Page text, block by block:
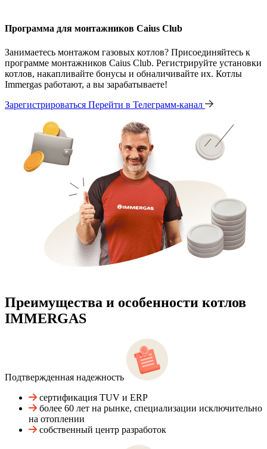
Программа для монтажников Caius Club
Занимаетесь монтажом газовых котлов? Присоединяйтесь к
программе монтажников Caius Club. Регистрируйте установки
котлов, накапливайте бонусы и обналичивайте их. Котлы
Immergas работают, а вы зарабатываете!
Зарегистрироваться Перейти в Телеграмм-канал
Преимущества и особенности котлов
IMMERGAS
Подтвержденная надежность
сертификация TUV и ERP
более 60 лет на рынке, специализации исключительно
на отоплении
собственный центр разработок